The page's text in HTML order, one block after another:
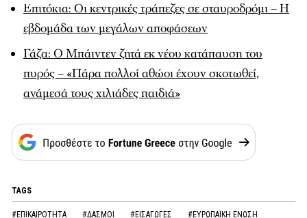
Επιτόκια: Οι κεντρικές τράπεζες σε σταυροδρόμι – Η
εβδομάδα των μεγάλων αποφάσεων
Γάζα: Ο Μπάιντεν ζητά εκ νέου κατάπαυση του
πυρός – «Πάρα πολλοί αθώοι έχουν σκοτωθεί,
ανάμεσά τους χιλιάδες παιδιά»
TAGS
#ΕΠΙΚΑΙΡΟΤΗΤΑ #ΔΑΣΜΟΙ #ΕΙΣΑΓΩΓΕΣ
#ΕΥΡΩΠΑΪΚΗ ΕΝΩΣΗ